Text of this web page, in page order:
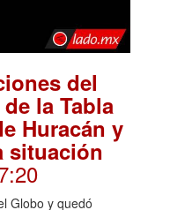
del
la Tabla
Huracán y
situación
Globo y quedó